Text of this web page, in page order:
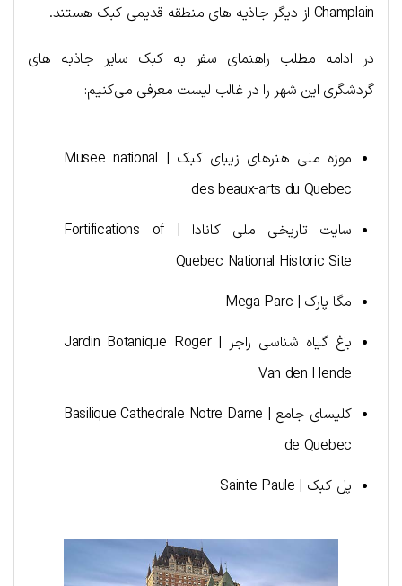
Champlain از دیگر جاذیه های منطقه قدیمی کبک هستند.
در ادامه مطلب راهنمای سفر به کبک سایر جاذبه های
گردشگری این شهر را در غالب لیست معرفی می‌کنیم:
موزه ملی هنرهای زیبای کبک | Musee national
des beaux-arts du Quebec
سایت تاریخی ملی کانادا | Fortifications of
Quebec National Historic Site
مگا پارک | Mega Parc
باغ گیاه شناسی راجر | Jardin Botanique Roger
Van den Hende
کلیسای جامع | Basilique Cathedrale Notre Dame
de Quebec
پل کبک | Sainte-Paule